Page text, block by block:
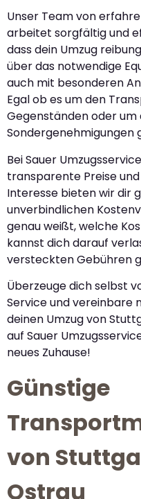
Unser Team von
arbeitet sorgfältig und
dass dein Umzug
über das notwendige
auch mit besonderen
Egal ob es um den
Gegenständen oder um
Sondergenehmigungen
Bei Sauer
transparente Preise
Interesse bieten wir dir
unverbindlichen
genau weißt, welche
kannst dich darauf
versteckten Gebühren
Überzeuge dich selbst
Service und vereinbare
deinen Umzug von
auf Sauer
neues Zuhause!
Günstige
von
Ostrau